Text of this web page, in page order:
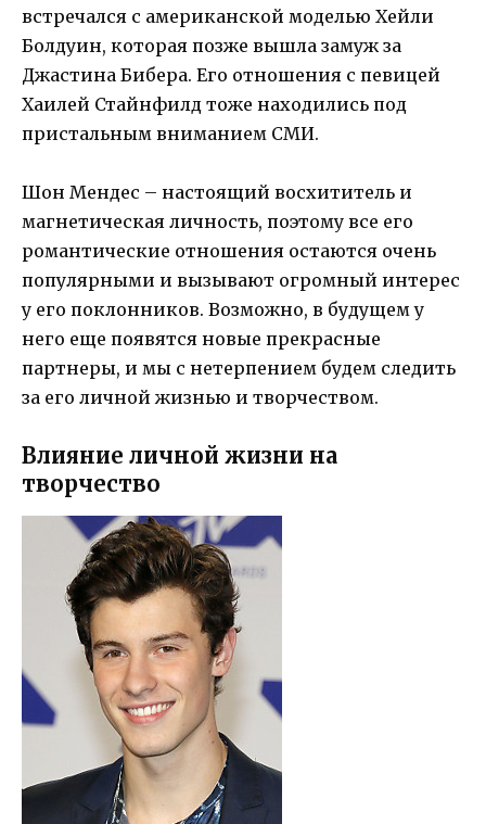
встречался с американской моделью Хейли
Болдуин, которая позже вышла замуж за
Джастина Бибера. Его отношения с певицей
Хаилей Стайнфилд тоже находились под
пристальным вниманием СМИ.
Шон Мендес – настоящий восхититель и
магнетическая личность, поэтому все его
романтические отношения остаются очень
популярными и вызывают огромный интерес
у его поклонников. Возможно, в будущем у
него еще появятся новые прекрасные
партнеры, и мы с нетерпением будем следить
за его личной жизнью и творчеством.
Влияние личной жизни на
творчество